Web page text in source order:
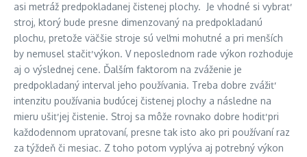
asi metráž predpokladanej čistenej plochy. Je vhodné si vybrať
stroj, ktorý bude presne dimenzovaný na predpokladanú
plochu, pretože väčšie stroje sú veľmi mohutné a pri menších
by nemusel stačiť výkon. V neposlednom rade výkon rozhoduje
aj o výslednej cene. Ďalším faktorom na zváženie je
predpokladaný interval jeho používania. Treba dobre zvážiť
intenzitu používania budúcej čistenej plochy a následne na
mieru ušiť jej čistenie. Stroj sa môže rovnako dobre hodiť pri
každodennom upratovaní, presne tak isto ako pri používaní raz
za týždeň či mesiac. Z toho potom vyplýva aj potrebný výkon